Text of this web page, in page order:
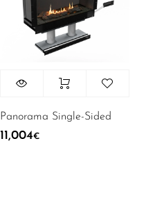
Panorama Single-Sided
11,004€